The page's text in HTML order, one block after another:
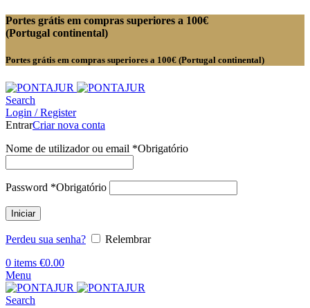
Portes grátis em compras superiores a 100€
(Portugal continental)
Portes grátis em compras superiores a 100€ (Portugal continental)
Search
Login / Register
EntrarCriar nova conta
Nome de utilizador ou email *Obrigatório
Password *Obrigatório
Iniciar
Perdeu sua senha?
Relembrar
0 items €0.00
Menu
Search